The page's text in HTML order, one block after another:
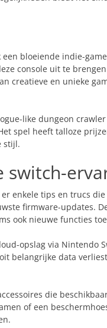
bloeiende indie-
console uit te
creatieve en unieke
like dungeon
spel heeft talloze
stijl.
enkele tips en trucs
firmware-updates.
ook nieuwe functies
opslag via Nintendo
belangrijke data
die
of een